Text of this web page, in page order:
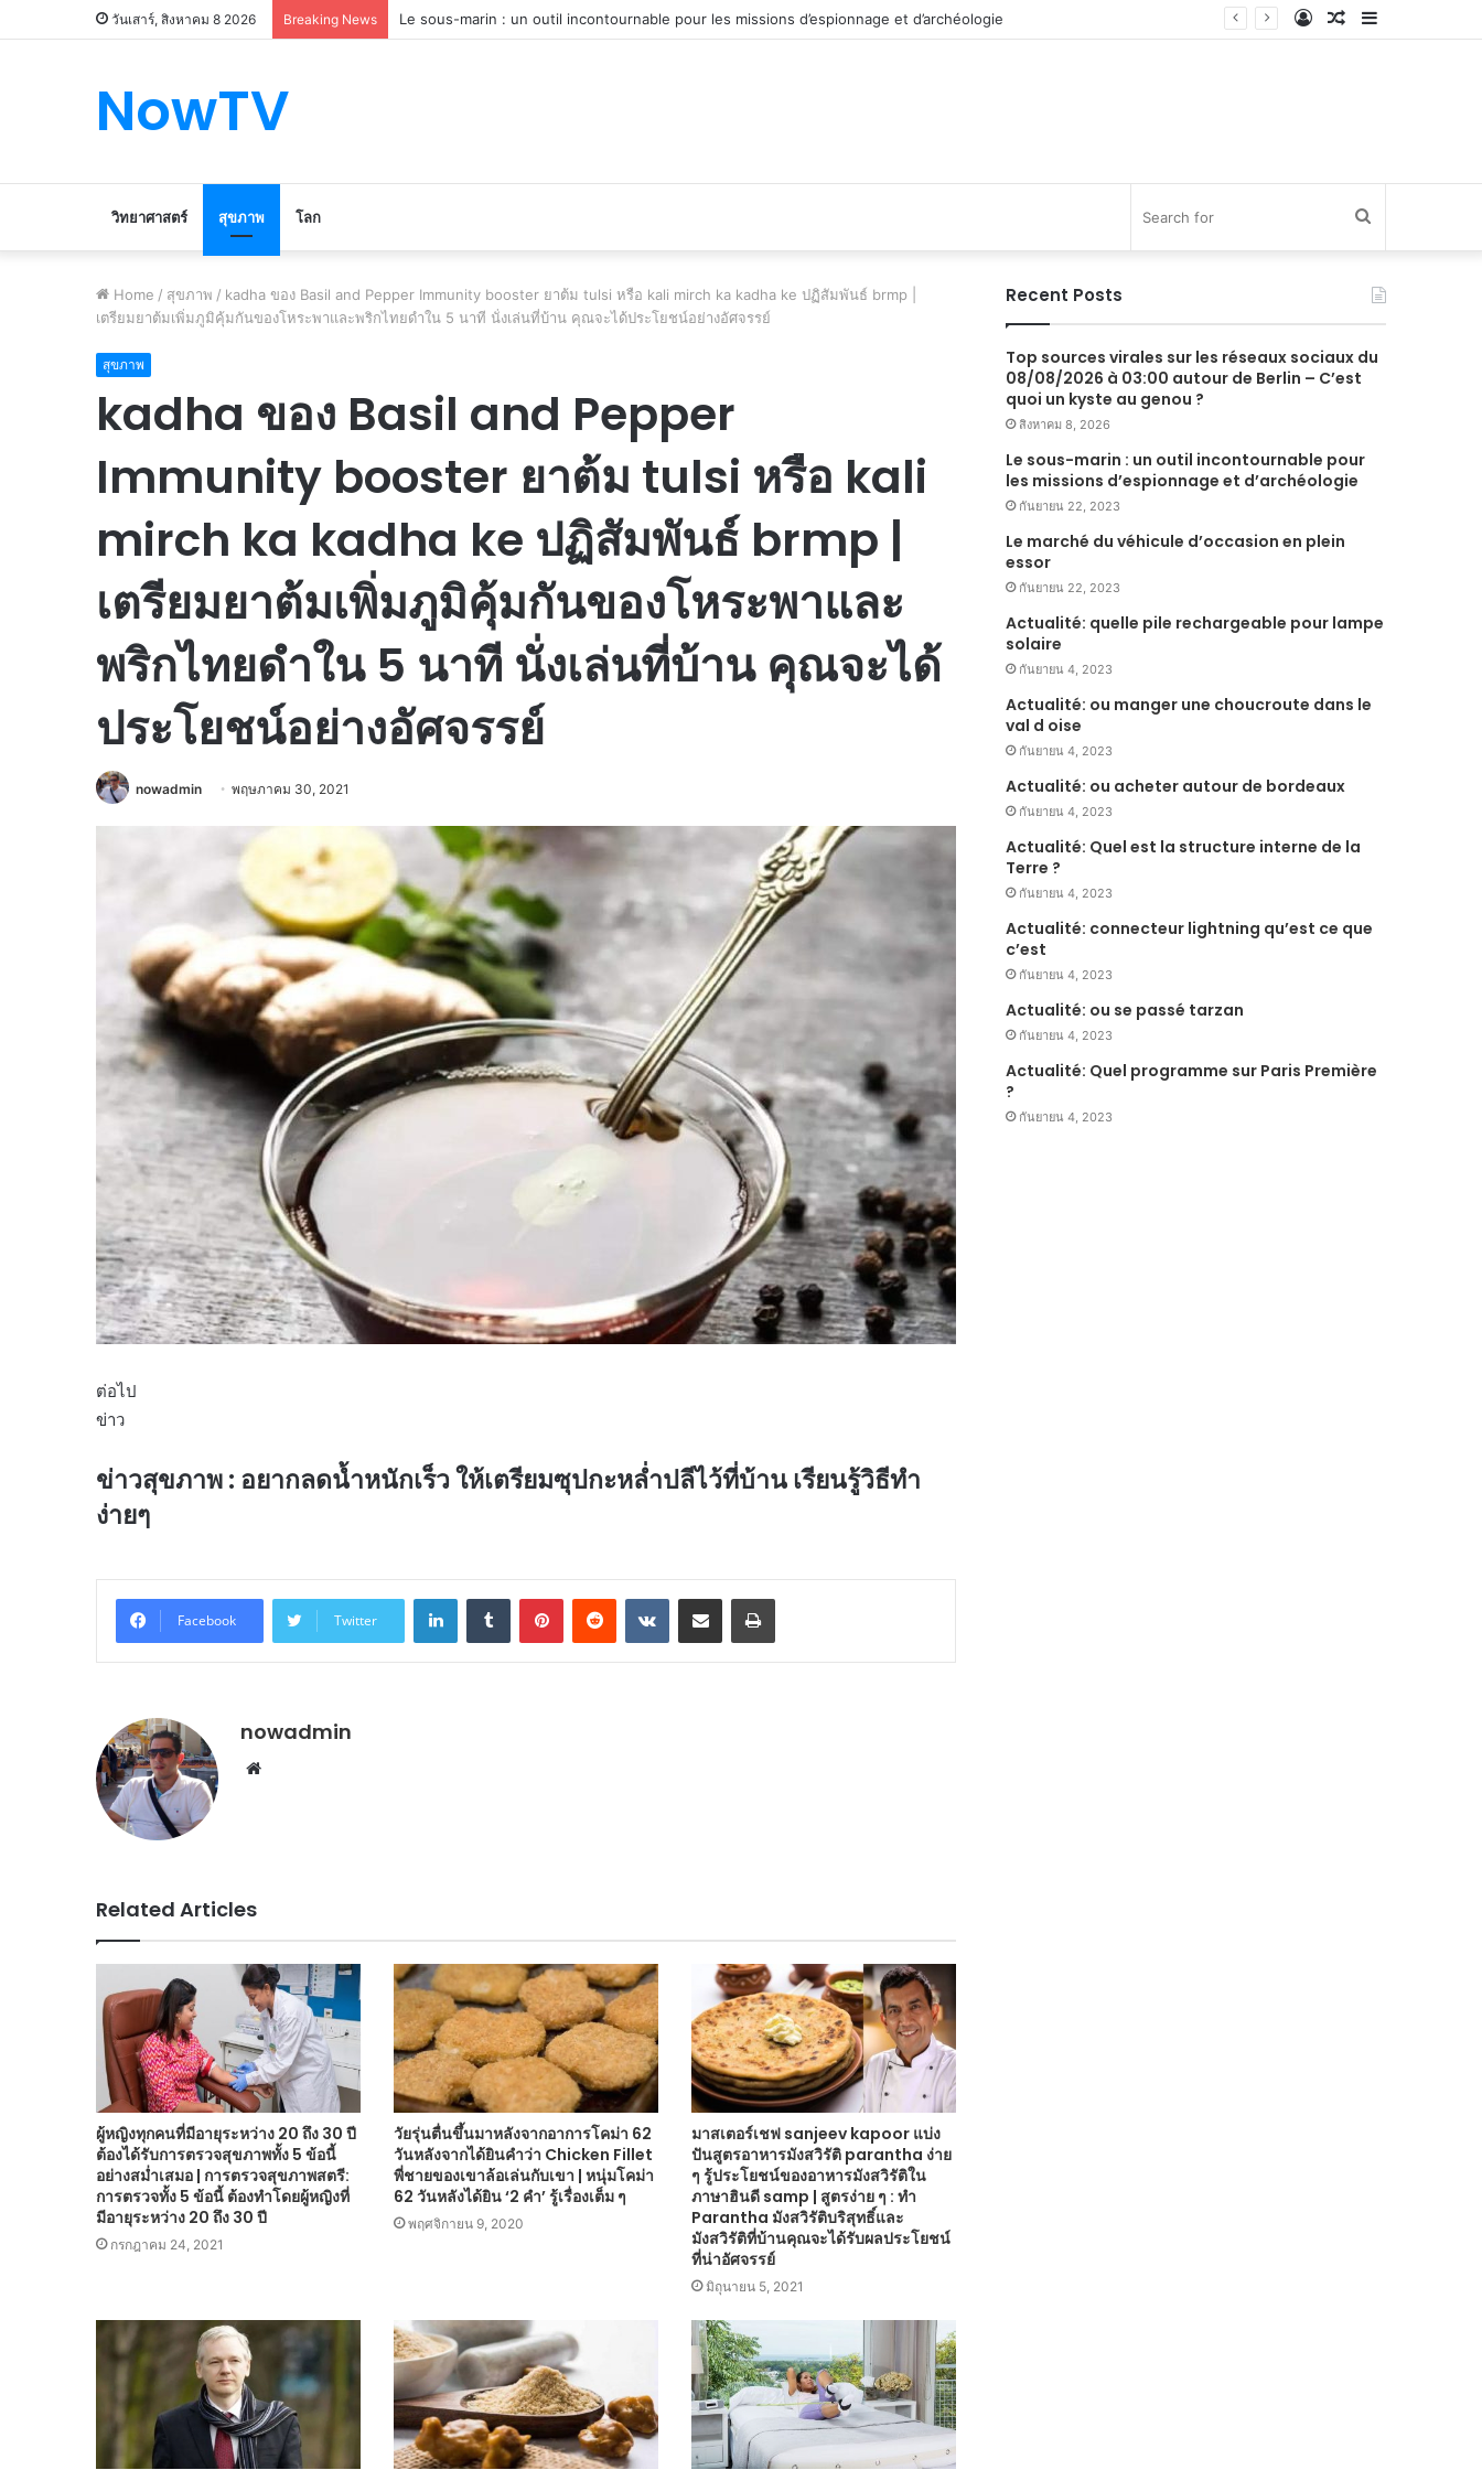
วันเสาร์, สิงหาคม 8 2026 Breaking News Le marché du véhicule d’occasion en plein essor Sidebar
Random
Log
NowTV
วิทยาศาสตร์ สุขภาพ โลก
for
Home / สุขภาพ / kadha ของ Basil and Pepper Immunity booster ยาต้ม tulsi หรือ kali mirch ka kadha ke ปฏิสัมพันธ์ brmp |
เตรียมยาต้มเพิ่มภูมิคุ้มกันของโหระพาและพริกไทยดำใน 5 นาที นั่งเล่นที่บ้าน คุณจะได้ประโยชน์อย่างอัศจรรย์
สุขภาพ
kadha ของ Basil and Pepper
Immunity booster ยาต้ม tulsi หรือ kali
mirch ka kadha ke ปฏิสัมพันธ์ brmp |
เตรียมยาต้มเพิ่มภูมิคุ้มกันของโหระพาและ
พริกไทยดำใน 5 นาที นั่งเล่นที่บ้าน คุณจะได้
ประโยชน์อย่างอัศจรรย์
nowadmin พฤษภาคม 30, 2021
ต่อไป
ข่าว
ข่าวสุขภาพ : อยากลดน้ำหนักเร็ว ให้เตรียมซุปกะหล่ำปลีไว้ที่บ้าน เรียนรู้วิธีทำ
ง่ายๆ
Facebook Twitter
LinkedInTumblr PinterestReddit VKontakteShare via Email Print
nowadmin
Website
Related Articles
ผู้หญิงทุกคนที่มีอายุระหว่าง 20 ถึง 30 ปี
ต้องได้รับการตรวจสุขภาพทั้ง 5 ข้อนี้
อย่างสม่ำเสมอ | การตรวจสุขภาพสตรี:
การตรวจทั้ง 5 ข้อนี้ ต้องทำโดยผู้หญิงที่
มีอายุระหว่าง 20 ถึง 30 ปี
กรกฎาคม 24, 2021
วัยรุ่นตื่นขึ้นมาหลังจากอาการโคม่า 62
วันหลังจากได้ยินคำว่า Chicken Fillet
พี่ชายของเขาล้อเล่นกับเขา | หนุ่มโคม่า
62 วันหลังได้ยิน ‘2 คำ’ รู้เรื่องเต็ม ๆ
พฤศจิกายน 9, 2020
มาสเตอร์เชฟ sanjeev kapoor แบ่ง
ปันสูตรอาหารมังสวิรัติ parantha ง่าย
ๆ รู้ประโยชน์ของอาหารมังสวิรัติใน
ภาษาฮินดี samp | สูตรง่าย ๆ : ทำ
Parantha มังสวิรัติบริสุทธิ์และ
มังสวิรัติที่บ้านคุณจะได้รับผลประโยชน์
ที่น่าอัศจรรย์
มิถุนายน 5, 2021
Recent Posts
Top sources virales sur les réseaux sociaux du
08/08/2026 à 03:00 autour de Berlin – C’est
quoi un kyste au genou ?
สิงหาคม 8, 2026
Le sous-marin : un outil incontournable pour
les missions d’espionnage et d’archéologie
กันยายน 22, 2023
Le marché du véhicule d’occasion en plein
essor
กันยายน 22, 2023
Actualité: quelle pile rechargeable pour lampe
solaire
กันยายน 4, 2023
Actualité: ou manger une choucroute dans le
val d oise
กันยายน 4, 2023
Actualité: ou acheter autour de bordeaux
กันยายน 4, 2023
Actualité: Quel est la structure interne de la
Terre ?
กันยายน 4, 2023
Actualité: connecteur lightning qu’est ce que
c’est
กันยายน 4, 2023
Actualité: ou se passé tarzan
กันยายน 4, 2023
Actualité: Quel programme sur Paris Première
?
กันยายน 4, 2023